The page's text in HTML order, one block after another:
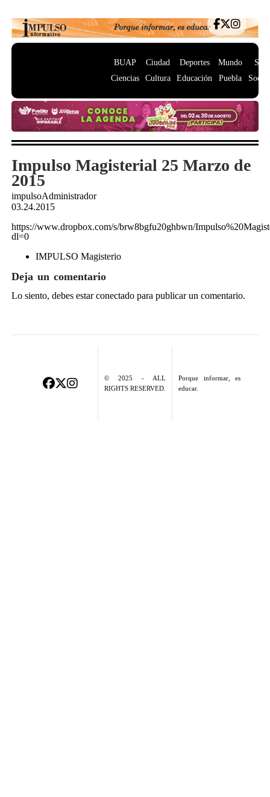
BUAP
Ciencias
Ciudad
Cultura
Deportes
Educación
Mundo
Puebla
Impulso Magisterial 25 Marzo de
2015
impulsoAdministrador
03.24.2015
https://www.dropbox.com/s/brw8bgfu20ghbwn/
dl=0
IMPULSO Magisterio
Deja un comentario
Lo siento, debes estarconectadopara publicar un comentario.
© 2025 - ALL
RIGHTS RESERVED.
Porque informar, es
educar.